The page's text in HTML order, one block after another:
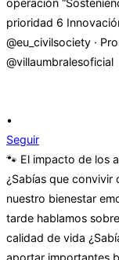
•
Seguir
🐾 El impacto de los
¿Sabías que convivir
nuestro bienestar
tarde hablamos
calidad de vida
aportar importantes